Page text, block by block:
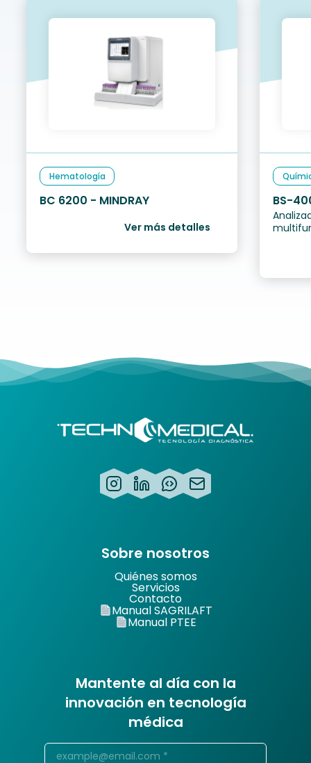
Hematología
BC 6200 - MINDRAY
Ver más detalles
BS-
Sobre nosotros
Quiénes somos
Servicios
Contacto
Manual SAGRILAFT
Manual PTEE
Mantente al día con la
innovación en tecnología
médica